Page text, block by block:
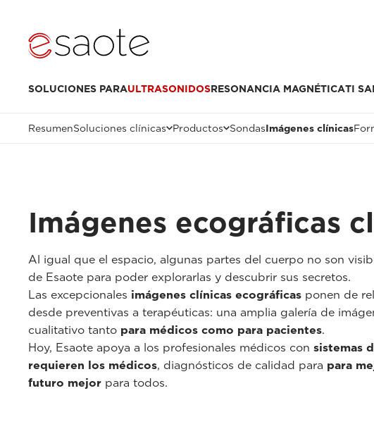
SOLUCIONES PARAULTRASONIDOSRESONANCIA MAGNÉTICATI
ResumenSoluciones clínicas Productos SondasImágenes clínicas
Imágenes ecográficas
Al igual que el espacio, algunas partes del cuerpo no son
de Esaote para poder explorarlas y descubrir sus secretos.
Las excepcionales imágenes clínicas ecográficas ponen de
desde preventivas a terapéuticas: una amplia galería de
cualitativo tanto para médicos como para pacientes.
Hoy, Esaote apoya a los profesionales médicos con sistemas
requieren los médicos, diagnósticos de calidad para para
futuro mejor para todos.